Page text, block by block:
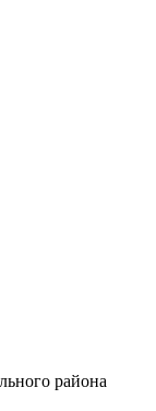
района